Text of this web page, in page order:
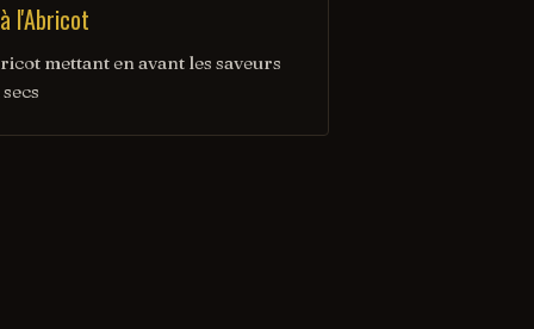
l'Abricot
mettant en avant les saveurs